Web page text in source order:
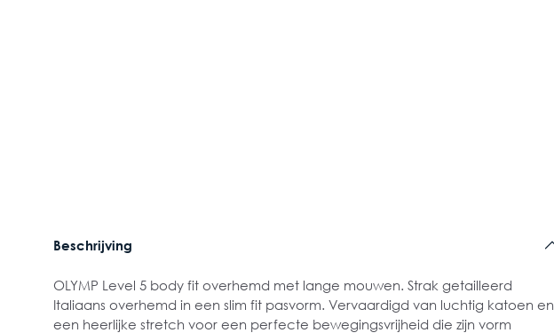
Beschrijving
OLYMP Level 5 body fit overhemd met lange mouwen. Strak getailleerd
Italiaans overhemd in een slim fit pasvorm. Vervaardigd van luchtig katoen en
een heerlijke stretch voor een perfecte bewegingsvrijheid die zijn vorm